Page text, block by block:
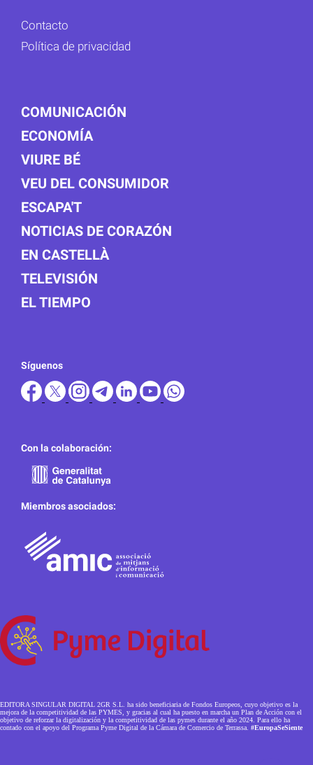
Contacto
Política de privacidad
COMUNICACIÓN
ECONOMÍA
VIURE BÉ
VEU DEL CONSUMIDOR
ESCAPA'T
NOTICIAS DE CORAZÓN
EN CASTELLÀ
TELEVISIÓN
EL TIEMPO
Síguenos
Con la colaboración:
Miembros asociados:
EDITORA SINGULAR DIGITAL 2GR S.L. ha sido beneficiaria de Fondos Europeos, cuyo objetivo es la
mejora de la competitividad de las PYMES, y gracias al cual ha puesto en marcha un Plan de Acción con el
objetivo de reforzar la digitalización y la competitividad de las pymes durante el año 2024. Para ello ha
contado con el apoyo del Programa Pyme Digital de la Cámara de Comercio de Terrassa. #EuropaSeSiente